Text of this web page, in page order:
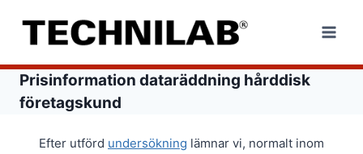
content
Prisinformation dataräddning hårddisk
företagskund
Efter utförd undersökning lämnar vi, normalt inom